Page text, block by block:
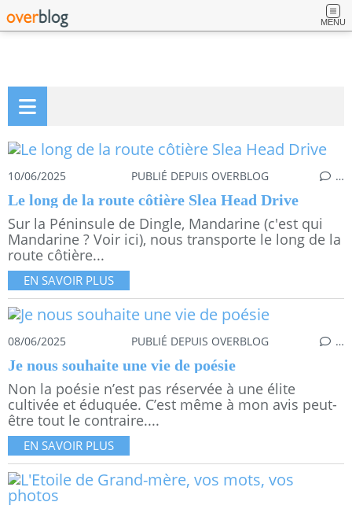
MENU
10/06/2025 PUBLIÉ DEPUIS OVERBLOG …
Le long de la route côtière Slea Head Drive
Sur la Péninsule de Dingle, Mandarine (c'est qui
Mandarine ? Voir ici), nous transporte le long de la
route côtière...
EN SAVOIR PLUS
08/06/2025 PUBLIÉ DEPUIS OVERBLOG …
Je nous souhaite une vie de poésie
Non la poésie n’est pas réservée à une élite
cultivée et éduquée. C’est même à mon avis peut-
être tout le contraire....
EN SAVOIR PLUS